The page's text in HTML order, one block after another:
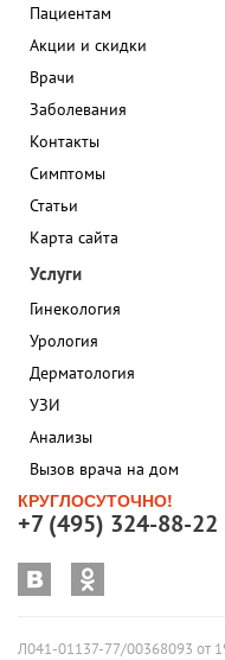
Пациентам
Акции и скидки
Врачи
Заболевания
Контакты
Симптомы
Статьи
Карта сайта
Услуги
Гинекология
Урология
Дерматология
УЗИ
Анализы
Вызов врача на дом
КРУГЛОСУТОЧНО!
+7 (495) 324-88-22
Л041-01137-77/00368093 от